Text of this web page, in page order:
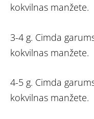
kokvilnas manžete.
3-4 g. Cimda
kokvilnas manžete.
4-5 g. Cimda
kokvilnas manžete.